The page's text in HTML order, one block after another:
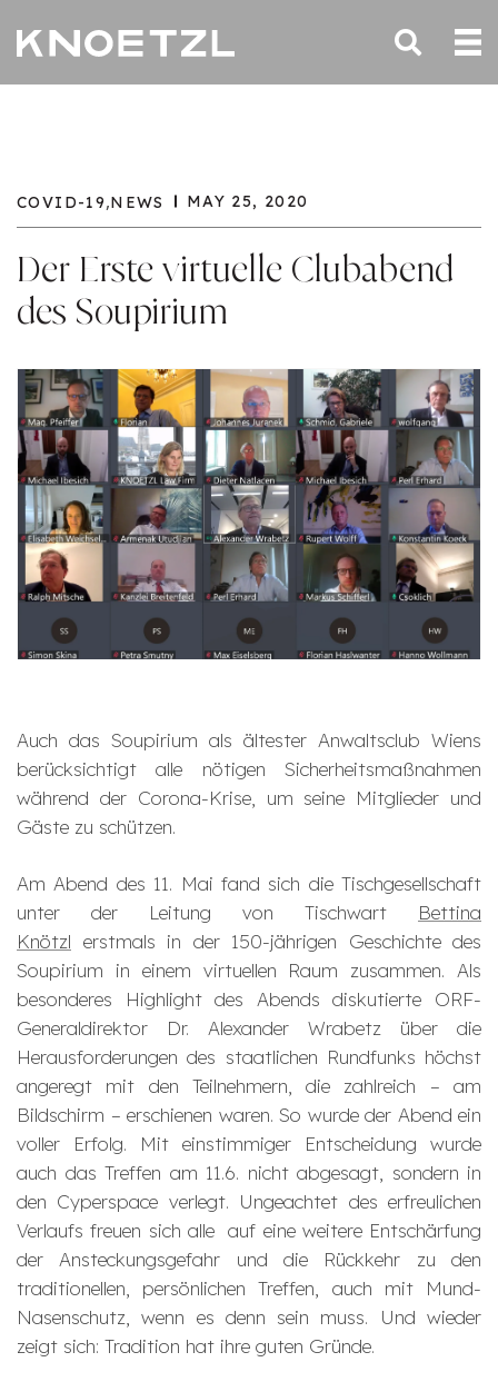
COVID-19,NEWS MAY 25, 2020
Der Erste virtuelle Clubabend
des Soupirium
Auch das Soupirium als ältester Anwaltsclub Wiens
berücksichtigt alle nötigen Sicherheitsmaßnahmen
während der Corona-Krise, um seine Mitglieder und
Gäste zu schützen.
Am Abend des 11. Mai fand sich die Tischgesellschaft
unter der Leitung von Tischwart Bettina
Knötzl erstmals in der 150-jährigen Geschichte des
Soupirium in einem virtuellen Raum zusammen. Als
besonderes Highlight des Abends diskutierte ORF-
Generaldirektor Dr. Alexander Wrabetz über die
Herausforderungen des staatlichen Rundfunks höchst
angeregt mit den Teilnehmern, die zahlreich – am
Bildschirm – erschienen waren. So wurde der Abend ein
voller Erfolg. Mit einstimmiger Entscheidung wurde
auch das Treffen am 11.6. nicht abgesagt, sondern in
den Cyperspace verlegt. Ungeachtet des erfreulichen
Verlaufs freuen sich alle auf eine weitere Entschärfung
der Ansteckungsgefahr und die Rückkehr zu den
traditionellen, persönlichen Treffen, auch mit Mund-
Nasenschutz, wenn es denn sein muss. Und wieder
zeigt sich: Tradition hat ihre guten Gründe.